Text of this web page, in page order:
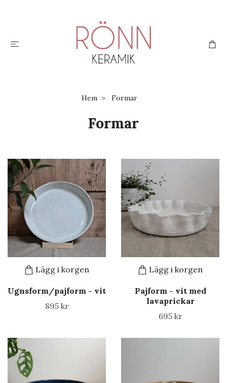
Hem Formar
Formar
Lägg i korgen
Ugnsform/pajform - vit
895 kr
Lägg i korgen
Pajform - vit med
lavaprickar
695 kr